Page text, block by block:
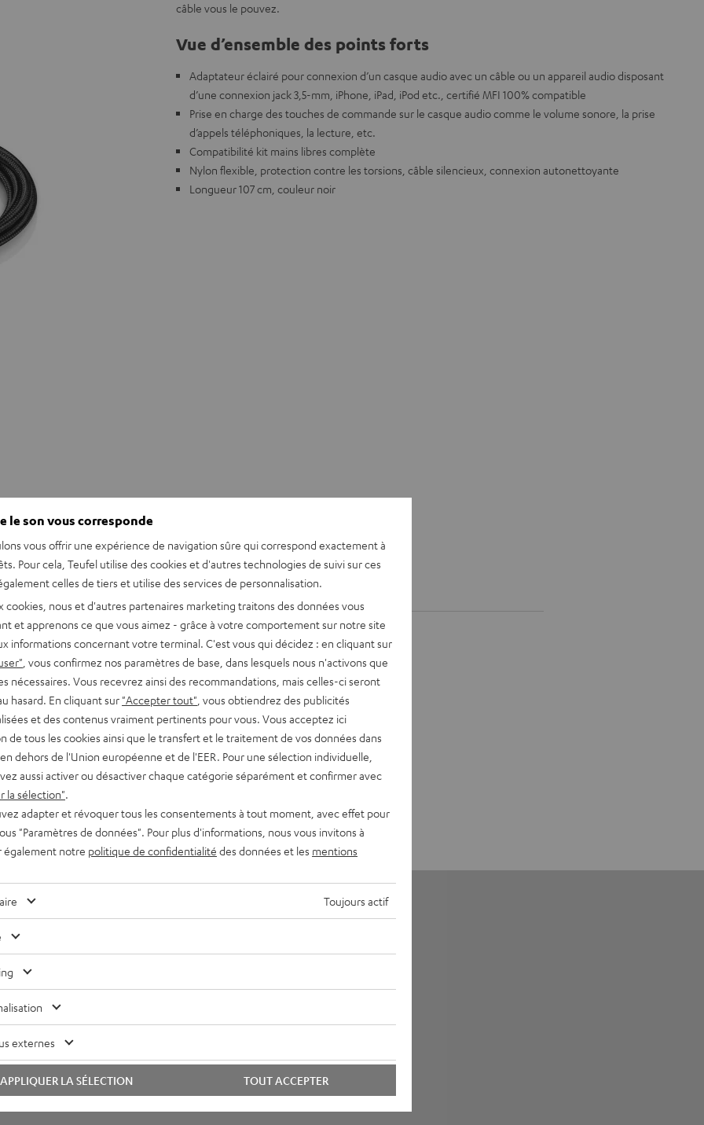
câble vous le pouvez.
Vue d’ensemble des points forts
Adaptateur éclairé pour connexion d’un casque audio avec un câble ou un appareil audio disposant
d’une connexion jack 3,5-mm, iPhone, iPad, iPod etc., certifié MFI 100% compatible
Prise en charge des touches de commande sur le casque audio comme le volume sonore, la prise
d’appels téléphoniques, la lecture, etc.
Compatibilité kit mains libres complète
Nylon flexible, protection contre les torsions, câble silencieux, connexion autonettoyante
Longueur 107 cm, couleur noir
pour casque audio
4
1
3
1
0
le son vous corresponde
vous offrir une expérience de navigation sûre qui correspond exactement à
Pour cela, Teufel utilise des cookies et d'autres technologies de suivi sur ces
celles de tiers et utilise des services de personnalisation.
cookies, nous et d'autres partenaires marketing traitons des données vous
et apprenons ce que vous aimez - grâce à votre comportement sur notre site
informations concernant votre terminal. C'est vous qui décidez : en cliquant sur
, vous confirmez nos paramètres de base, dans lesquels nous n'activons que
nécessaires. Vous recevrez ainsi des recommandations, mais celles-ci seront
hasard. En cliquant sur "Accepter tout" , vous obtiendrez des publicités
et des contenus vraiment pertinents pour vous. Vous acceptez ici
de tous les cookies ainsi que le transfert et le traitement de vos données dans
dehors de l'Union européenne et de l'EER. Pour une sélection individuelle,
aussi activer ou désactiver chaque catégorie séparément et confirmer avec
la sélection"
adapter et révoquer tous les consentements à tout moment, avec effet pour
"Paramètres de données". Pour plus d'informations, nous vous invitons à
également notre politique de confidentialité des données et les mentions
Toujours actif
externes
TOUT ACCEPTER
APPLIQUER LA SÉLECTION